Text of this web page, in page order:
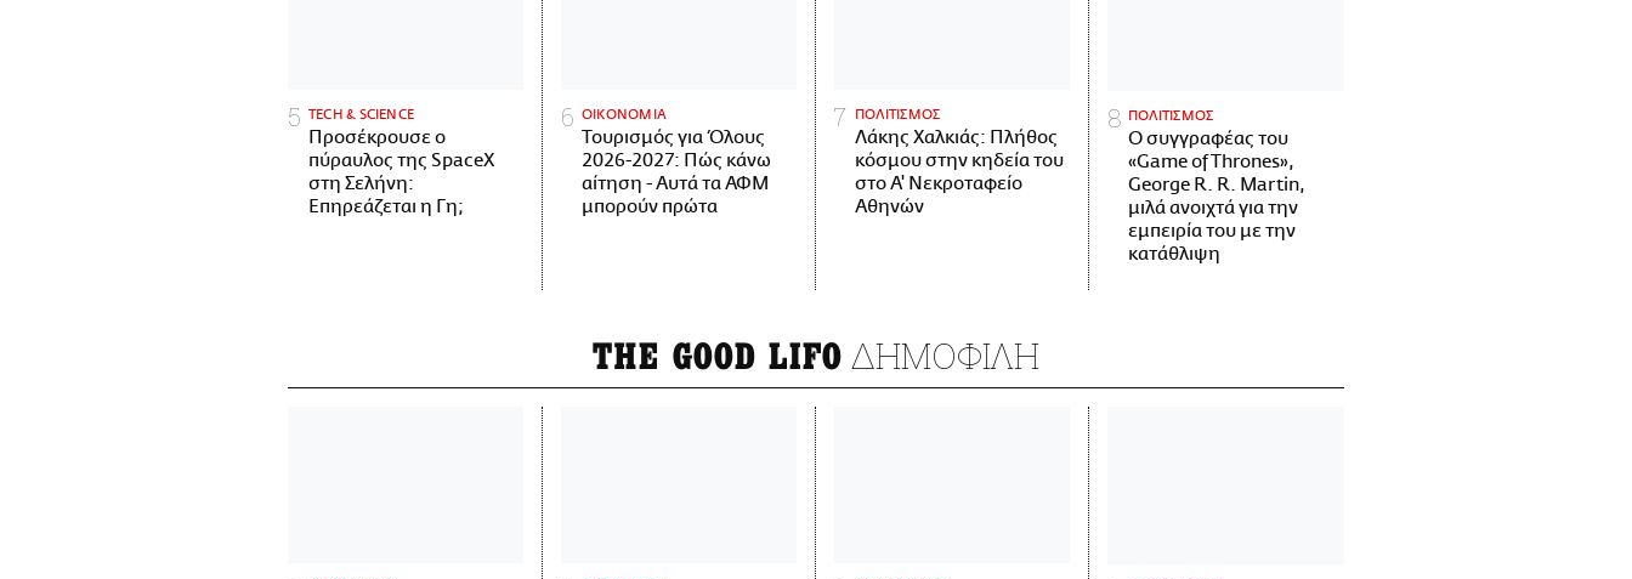
ΤECH & SCIENCE
Προσέκρουσε ο
πύραυλος της SpaceX
στη Σελήνη:
Επηρεάζεται η Γη;
ΟΙΚΟΝΟΜΙΑ
Τουρισμός για Όλους
2026-2027: Πώς κάνω
αίτηση - Αυτά τα ΑΦΜ
μπορούν πρώτα
ΠΟΛΙΤΙΣΜΟΣ
Λάκης Χαλκιάς: Πλήθος
κόσμου στην κηδεία του
στο Α' Νεκροταφείο
Αθηνών
ΠΟΛΙΤΙΣΜΟΣ
Ο συγγραφέας του
«Game of Thrones»,
George R. R. Martin,
μιλά ανοιχτά για την
εμπειρία του με την
κατάθλιψη
THE GOOD LIFO ΔΗΜΟΦΙΛΗ